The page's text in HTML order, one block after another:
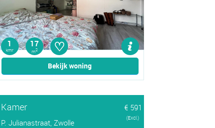
1
kmr
17
m2 ♡
Bekijk woning
Kamer
€ 591
P. Julianastraat, Zwolle
(Excl.)